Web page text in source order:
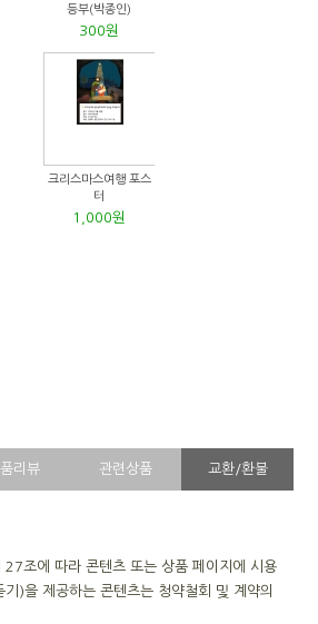
등부(박종인)
300원
크리스마스여행 포스
터
1,000원
리뷰 관련상품 교환/환불
27조에 따라 콘텐츠 또는 상품 페이지에 시용
)을 제공하는 콘텐츠는 청약철회 및 계약의